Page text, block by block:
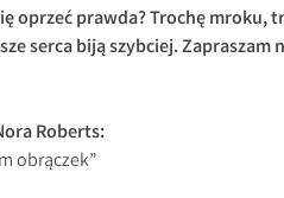
oprzeć prawda? Trochę mroku,
serca biją szybciej. Zapraszam
Roberts:
obrączek”